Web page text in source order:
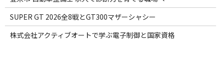
SUPER GT 2026全8戦とGT300マザーシャシー
株式会社アクティブオートで学ぶ電子制御と国家資格